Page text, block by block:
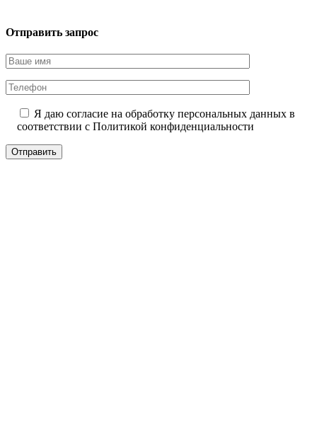
Отправить запрос
Я даю согласие на обработку персональных данных в
соответствии с Политикой конфиденциальности